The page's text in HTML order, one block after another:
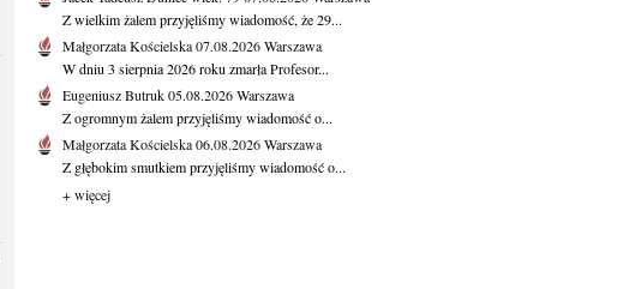
Z wielkim żalem przyjęliśmy wiadomość, że 29...
Małgorzata Kościelska07.08.2026Warszawa
W dniu 3 sierpnia 2026 roku zmarła Profesor...
Eugeniusz Butruk05.08.2026Warszawa
Z ogromnym żalem przyjęliśmy wiadomość o...
Małgorzata Kościelska06.08.2026Warszawa
Z głębokim smutkiem przyjęliśmy wiadomość o...
+ więcej